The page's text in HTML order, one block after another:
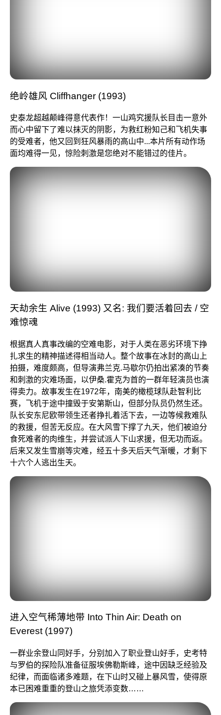
绝岭雄风 Cliffhanger (1993)
史泰龙超越颠峰得意代表作！一山鸡究援队长目击一意外
而心中留下了难以抹灭的阴影，为救红粉知己和飞机失事
的受难者，他又回到狂风暴雨的高山中...本片所有动作场
面均难得一见，惊险刺激是您绝对不能错过的佳片。
天劫余生 Alive (1993) 又名: 我们要活着回去 / 空
难惊魂
根据真人真事改编的空难电影，对于人类在恶劣环境下挣
扎求生的精神描述得相当动人。整个故事在冰封的高山上
拍摄，难度颇高，但导演弗兰克.马歇尔仍拍出紧凑的节奏
和刺激的灾难场面，以伊桑.霍克为首的一群年轻演员也演
得卖力。故事发生在1972年，南美的橄榄球队赴智利比
赛，飞机于途中撞毁于安第斯山，但部分队员仍然生还。
队长安东尼欧带领生还者挣扎着活下去，一边等候救难队
的救援，但苦无反应。在大风雪下撑了九天，他们被迫分
食死难者的肉维生，并尝试派人下山求援，但无功而返。
后来又发生雪崩等灾难，经五十多天后天气渐暖，才剩下
十六个人逃出生天。
进入空气稀薄地带 Into Thin Air: Death on
Everest (1997)
一群业余登山同好手，分别加入了职业登山好手，史考特
与罗伯的探险队准备征服埃佛勒斯峰，途中因缺乏经验及
纪律，而面临诸多难题，在下山时又碰上暴风雪，使得原
本已困难重重的登山之旅凭添变数……